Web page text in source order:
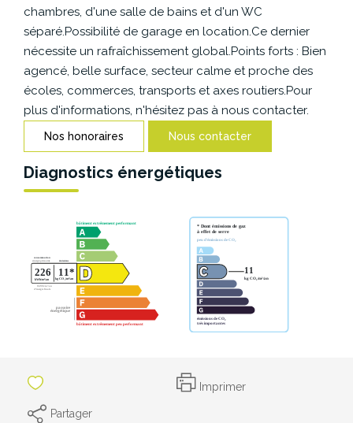
chambres, d'une salle de bains et d'un WC
séparé.Possibilité de garage en location.Ce dernier
nécessite un rafraîchissement global.Points forts : Bien
agencé, belle surface, secteur calme et proche des
écoles, commerces, transports et axes routiers.Pour
plus d'informations, n'hésitez pas à nous contacter.
Nos honoraires Nous contacter
Diagnostics énergétiques
Imprimer
Partager